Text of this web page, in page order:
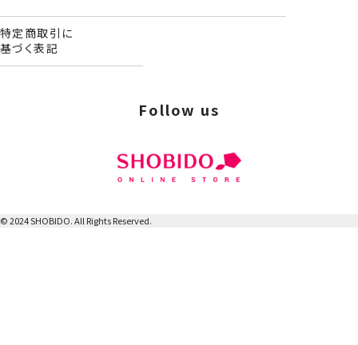
特定商取引に
基づく表記
© 2024 SHOBIDO. All Rights Reserved.
Follow us